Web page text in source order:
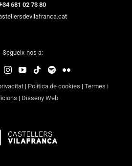
681 02 73 80
Segueix-nos a:
| Política de cookies | Termes i
| Disseny Web